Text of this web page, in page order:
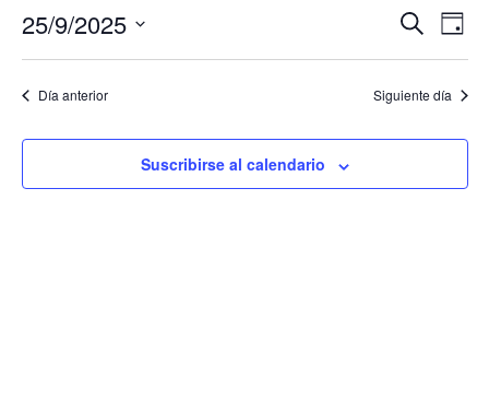
septiembre
2025 de
y
vistas
Buscar
de
de
Día
25/9/2025
Día anterior Siguiente día
Suscribirse al calendario